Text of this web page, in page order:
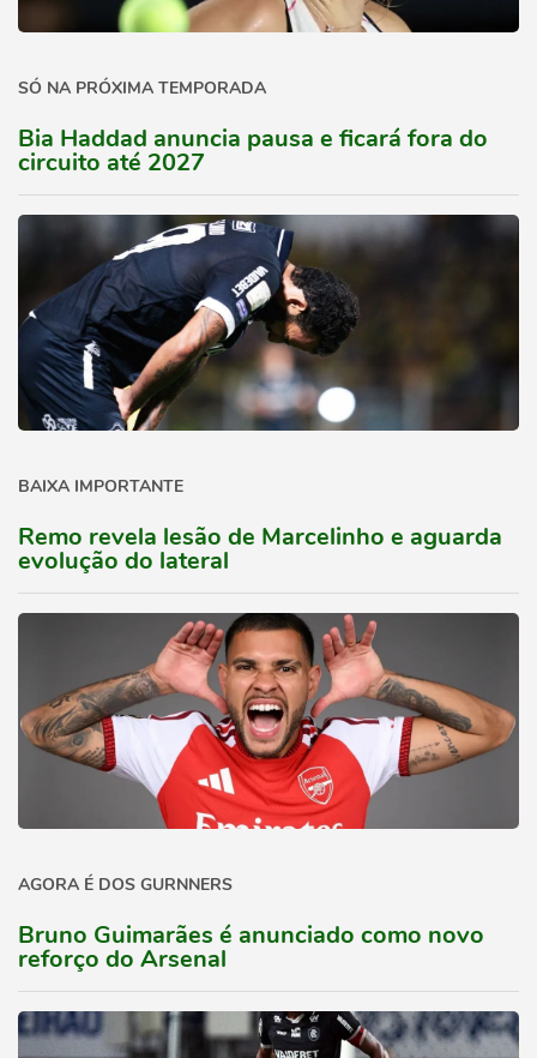
SÓ NA PRÓXIMA TEMPORADA
Bia Haddad anuncia pausa e ficará fora do
circuito até 2027
BAIXA IMPORTANTE
Remo revela lesão de Marcelinho e aguarda
evolução do lateral
AGORA É DOS GURNNERS
Bruno Guimarães é anunciado como novo
reforço do Arsenal